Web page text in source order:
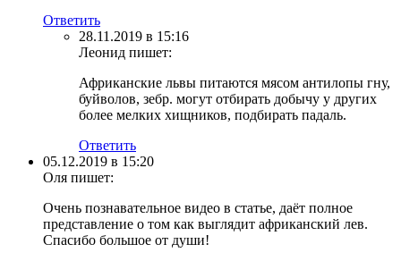
Ответить
28.11.2019 в 15:16
Леонид пишет:
Африканские львы питаются мясом антилопы гну,
буйволов, зебр. могут отбирать добычу у других
более мелких хищников, подбирать падаль.
Ответить
05.12.2019 в 15:20
Оля пишет:
Очень познавательное видео в статье, даёт полное
представление о том как выглядит африканский лев.
Спасибо большое от души!